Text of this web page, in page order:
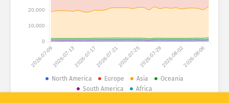
დახმარება
მონაცემთა კომპლექტი
დააჯგუფეთ
ქვეყანა ტეგი
2026-07-092026-07-132026-07-172026-07-212026-07-252026-07-292026-08-022026-08-06
0
10,000
20,000
North America Europe Asia
Oceania
South America
Africa